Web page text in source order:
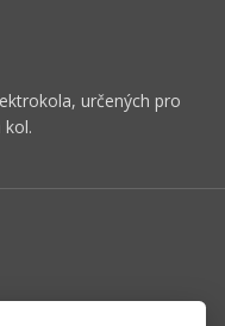
určených pro
kol.